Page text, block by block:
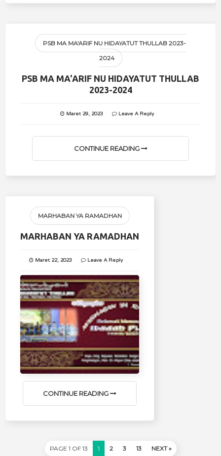
PSB MA MA'ARIF NU HIDAYATUT THULLAB 2023-
2024
PSB MA MA'ARIF NU HIDAYATUT THULLAB
2023-2024
Maret 29, 2023 Leave A Reply
CONTINUE READING
MARHABAN YA RAMADHAN
MARHABAN YA RAMADHAN
Maret 22, 2023 Leave A Reply
CONTINUE READING
PAGE 1 OF 13 1 2 3 13 NEXT »